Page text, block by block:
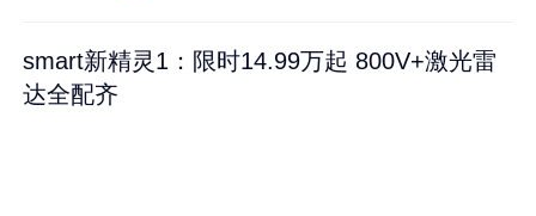
smart新精灵1：限时14.99万起 800V+激光雷
达全配齐